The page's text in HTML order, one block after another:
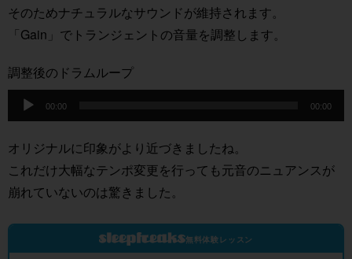
そのためナチュラルなサウンドが維持されます。
「Gain」でトランジェントの音量を調整します。
調整後のドラムループ
音
レ
ー
ヤ
ー
00:00 00:00
オリジナルに印象がより近づきましたね。
これだけ大幅なテンポ変更を行っても元音のニュアンスが
崩れていないのは驚きました。
無料体験レッスン